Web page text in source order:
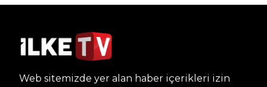
Web sitemizde yer alan haber içerikleri izin